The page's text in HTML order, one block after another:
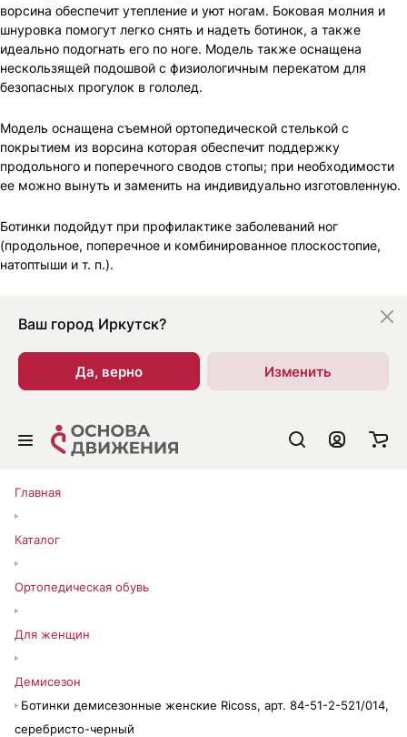
ворсина обеспечит утепление и уют ногам. Боковая молния и
шнуровка помогут легко снять и надеть ботинок, а также
идеально подогнать его по ноге. Модель также оснащена
нескользящей подошвой с физиологичным перекатом для
безопасных прогулок в гололед.
Модель оснащена съемной ортопедической стелькой с
покрытием из ворсина которая обеспечит поддержку
продольного и поперечного сводов стопы; при необходимости
ее можно вынуть и заменить на индивидуально изготовленную.
Ботинки подойдут при профилактике заболеваний ног
(продольное, поперечное и комбинированное плоскостопие,
натоптыши и т. п.).
Ваш город Иркутск?
Да, верно Изменить
Главная
Каталог
Ортопедическая обувь
Для женщин
Демисезон
Ботинки демисезонные женские Ricoss, арт. 84-51-2-521/014,
серебристо-черный